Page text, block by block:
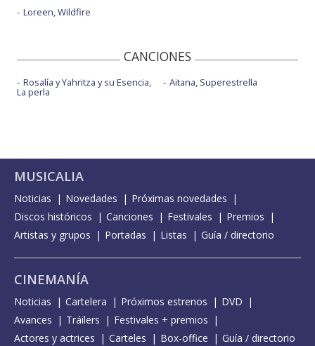
Loreen, Wildfire
CANCIONES
Rosalía y Yahritza y su Esencia,
La perla
Aitana, Superestrella
MUSICALIA
Noticias Novedades
Próximas novedades
Discos históricos
Canciones Festivales
Premios
Artistas y grupos
Portadas Listas Guía / directorio
CINEMANÍA
Noticias Cartelera Próximos estrenos
DVD
Avances
Tráilers
Festivales + premios
Actores y actrices
Carteles Box-office Guía / directorio